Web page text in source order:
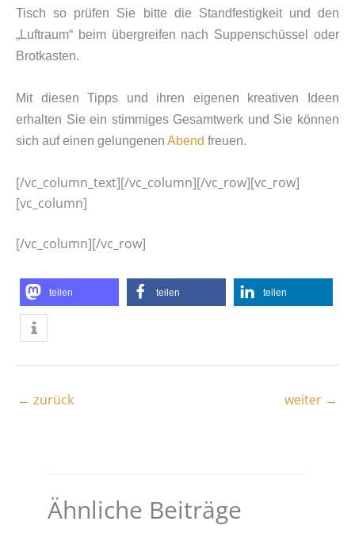
Tisch so prüfen Sie bitte die Standfestigkeit und den
„Luftraum“ beim übergreifen nach Suppenschüssel oder
Brotkasten.
Mit diesen Tipps und ihren eigenen kreativen Ideen
erhalten Sie ein stimmiges Gesamtwerk und Sie können
sich auf einen gelungenen Abend freuen.
[/vc_column_text][/vc_column][/vc_row][vc_row]
[vc_column]
[/vc_column][/vc_row]
teilen teilen teilen
← zurück weiter →
Ähnliche Beiträge